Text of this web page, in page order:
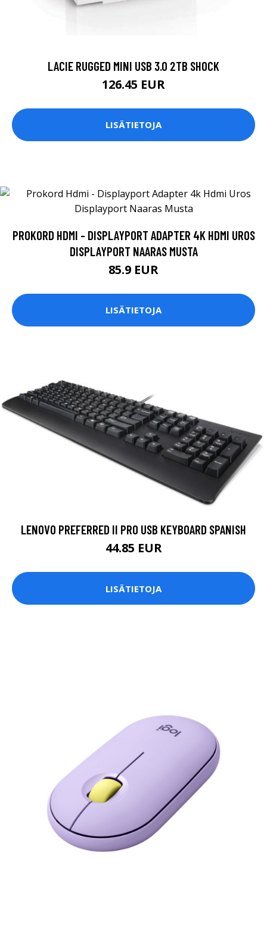
LACIE RUGGED MINI USB 3.0 2TB SHOCK
126.45 EUR
LISÄTIETOJA
PROKORD HDMI - DISPLAYPORT ADAPTER 4K HDMI UROS
DISPLAYPORT NAARAS MUSTA
85.9 EUR
LISÄTIETOJA
LENOVO PREFERRED II PRO USB KEYBOARD SPANISH
44.85 EUR
LISÄTIETOJA